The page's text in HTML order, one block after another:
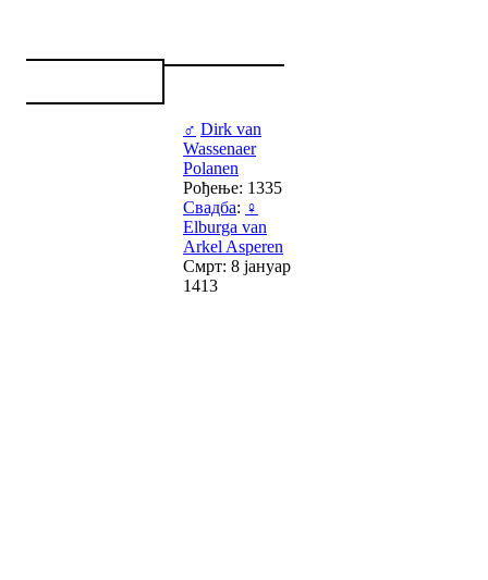
♂ Dirk van
Wassenaer
Polanen
Рођење: 1335
Свадба: ♀
Elburga van
Arkel Asperen
Смрт: 8 јануар
1413